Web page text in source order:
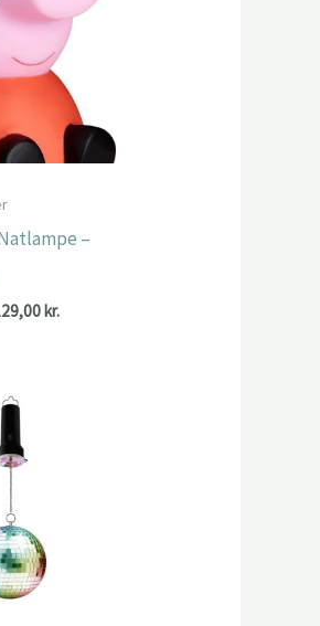
–
199,95 kr..
kr.Den